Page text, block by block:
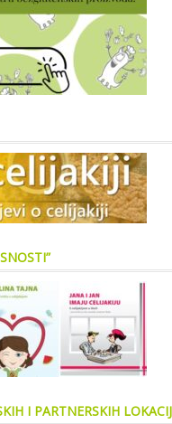
I PARTNERSKIH